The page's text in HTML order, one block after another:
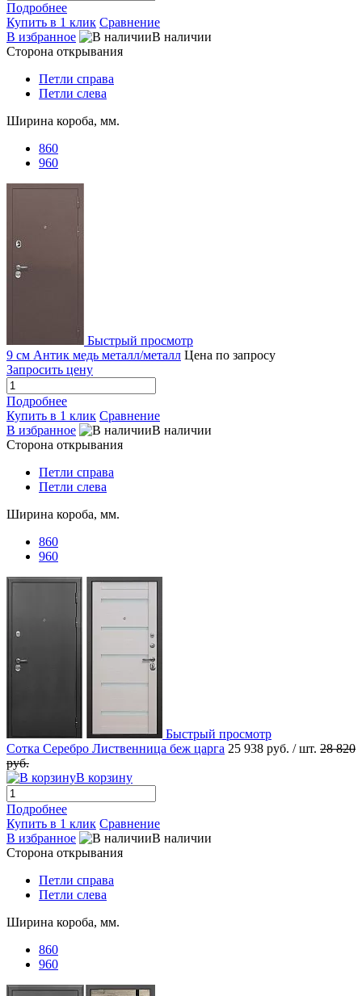
Подробнее
Купить в 1 клик Сравнение
В избранное
В наличии
Сторона открывания
Петли справа
Петли слева
Ширина короба, мм.
860
960
Быстрый просмотр
9 см Антик медь металл/металл Цена по запросу
Запросить цену
Подробнее
Купить в 1 клик Сравнение
В избранное
В наличии
Сторона открывания
Петли справа
Петли слева
Ширина короба, мм.
860
960
Быстрый просмотр
Сотка Серебро Лиственница беж царга 25 938 руб. / шт. 28 820
руб.
В корзину
Подробнее
Купить в 1 клик Сравнение
В избранное
В наличии
Сторона открывания
Петли справа
Петли слева
Ширина короба, мм.
860
960